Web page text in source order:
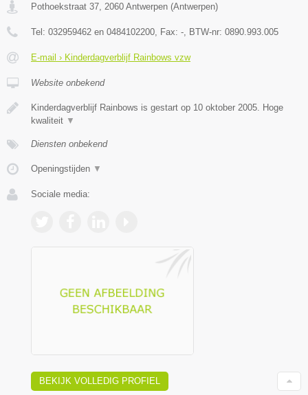
Pothoekstraat 37 2060 Antwerpen (Antwerpen)
Tel: 032959462 en 0484102200 , Fax: - , BTW-nr: 0890.993.005
E-mail › Kinderdagverblijf Rainbows vzw
Website onbekend
Kinderdagverblijf Rainbows is gestart op 10 oktober 2005. Hoge
kwaliteit ▼
Diensten onbekend
Openingstijden ▼
Sociale media:
BEKIJK VOLLEDIG PROFIEL